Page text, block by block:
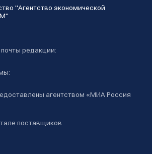
"Агентство экономической
редакции:
агентством «МИА Россия
поставщиков